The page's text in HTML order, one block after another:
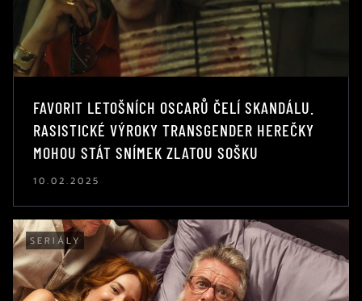
FAVORIT LETOŠNÍCH OSCARŮ ČELÍ SKANDÁLU.
RASISTICKÉ VÝROKY TRANSGENDER HEREČKY
MOHOU STÁT SNÍMEK ZLATOU SOŠKU
10.02.2025
SERIÁLY